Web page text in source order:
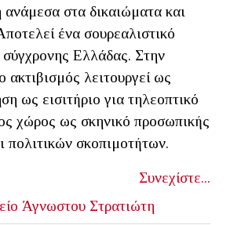
στα δικαιώματα και
ένα σουρεαλιστικό
σύγχρονης Ελλάδας. Στην
ακτιβισμός λειτουργεί ως
ως εισιτήριο για τηλεοπτικό
χώρος ως σκηνικό προσωπικής
πολιτικών σκοπιμοτήτων.
Συνεχίστε...
Άγνωστου Στρατιώτη